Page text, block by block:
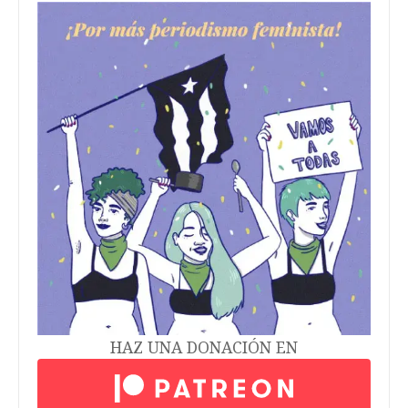
HAZ UNA DONACIÓN EN